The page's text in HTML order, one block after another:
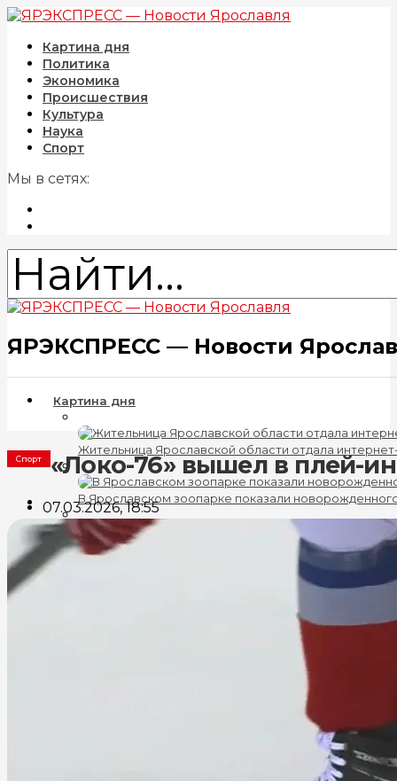
Картина дня
Политика
Экономика
Происшествия
Культура
Наука
Спорт
Мы в сетях:
ЯРЭКСПРЕСС — Новости
Картина дня
Жительница Ярославской области отдала
В Ярославском зоопарке показали
Клещи стали реже кусать жителей Ярославской
На улице Депутатской в Ярославле появились
В Ярославской области создали совет по
Спорт «Локо-76» вышел в плей-ин
07.03.2026, 18:55